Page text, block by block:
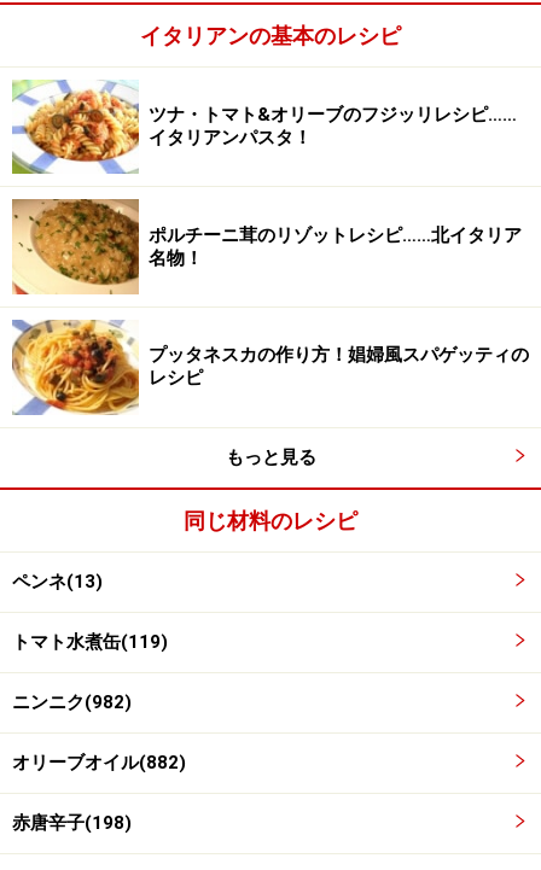
3
バジルの葉を加える
2のトマトの色がオレンジ色に変わってきたらバジルの
イタリアンの基本のレシピ
ツナ・トマト&オリーブのフジッリレシピ……
イタリアンパスタ！
ポルチーニ茸のリゾットレシピ……北イタリア
名物！
プッタネスカの作り方！娼婦風スパゲッティの
レシピ
もっと見る
同じ材料のレシピ
ペンネ(13)
トマト水煮缶(119)
ニンニク(982)
オリーブオイル(882)
赤唐辛子(198)